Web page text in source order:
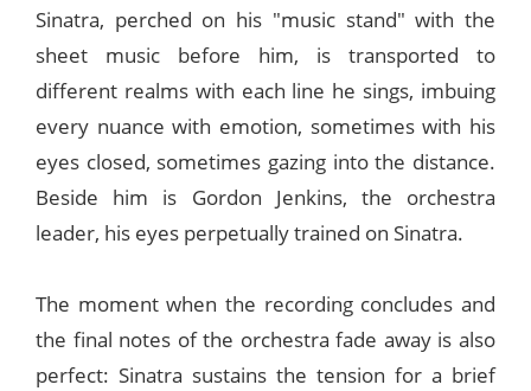
Sinatra, perched on his "music stand" with the
sheet music before him, is transported to
different realms with each line he sings, imbuing
every nuance with emotion, sometimes with his
eyes closed, sometimes gazing into the distance.
Beside him is Gordon Jenkins, the orchestra
leader, his eyes perpetually trained on Sinatra.
The moment when the recording concludes and
the final notes of the orchestra fade away is also
perfect: Sinatra sustains the tension for a brief